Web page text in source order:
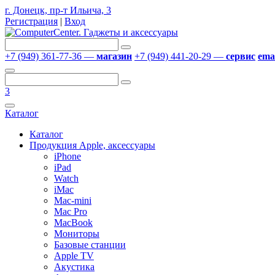
г. Донецк, пр-т Ильича, 3
Регистрация | Вход
+7 (949) 361-77-36 — магазин +7 (949) 441-20-29 — сервис
3
Каталог
Каталог
Продукция Apple, аксессуары
iPhone
iPad
Watch
iMac
Mac-mini
Mac Pro
MacBook
Мониторы
Базовые станции
Apple TV
Акустика